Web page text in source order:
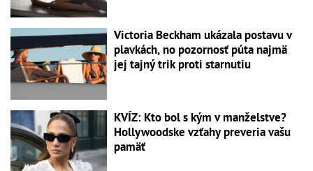
Victoria Beckham ukázala postavu v
plavkách, no pozornosť púta najmä
jej tajný trik proti starnutiu
KVÍZ: Kto bol s kým v manželstve?
Hollywoodske vzťahy preveria vašu
pamäť